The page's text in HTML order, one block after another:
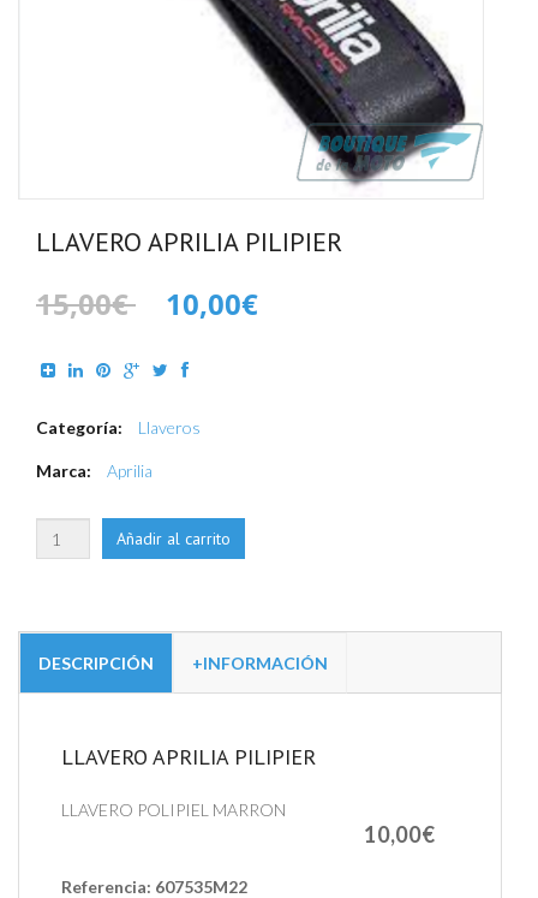
LLAVERO APRILIA PILIPIER
15,00€ 10,00€
Categoría: Llaveros
Marca: Aprilia
DESCRIPCIÓN +INFORMACIÓN
LLAVERO APRILIA PILIPIER
10,00€
Referencia: 607535M22
LLAVERO POLIPIEL MARRON